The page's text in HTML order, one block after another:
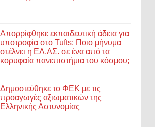
Απορρίφθηκε εκπαιδευτική άδεια για
υποτροφία στο Tufts: Ποιο μήνυμα
στέλνει η ΕΛ.ΑΣ. σε ένα από τα
κορυφαία πανεπιστήμια του κόσμου;
Δημοσιεύθηκε το ΦΕΚ με τις
προαγωγές αξιωματικών της
Ελληνικής Αστυνομίας